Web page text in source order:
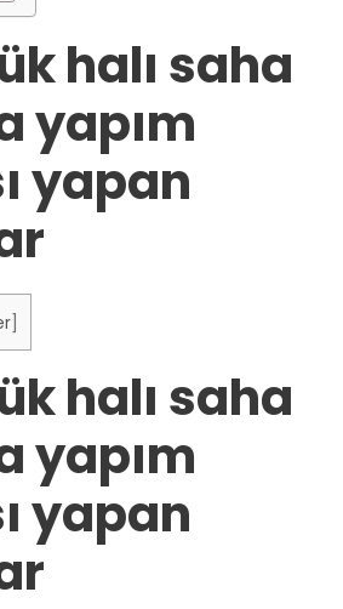
halı saha
yapım
yapan
halı saha
yapım
yapan